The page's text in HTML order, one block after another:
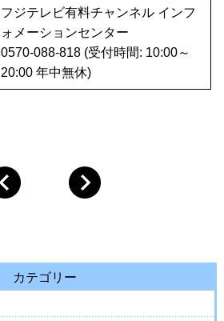
フジテレビ有料チャンネル インフ
ォメーションセンター
0570-088-818 (受付時間: 10:00～
20:00 年中無休)
カテゴリー